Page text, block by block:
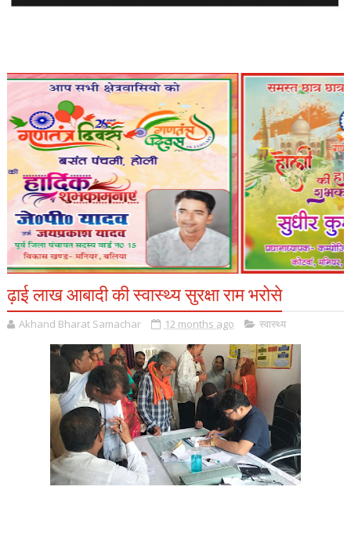
ढ़ाई लाख आबादी की स्वास्थ्य सुरक्षा राम भरोसे
Akhand Bharat Samachar 12 months ago स्वास्थ्य